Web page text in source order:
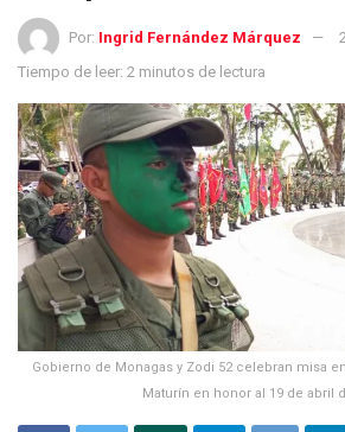
Por: Ingrid Fernández Márquez
Tiempo de leer: 2 minutos de lectura
Gobierno de Monagas y Zodi 52 celebran misa
Maturín en honor al 19 de abril